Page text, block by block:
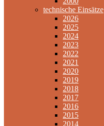
technische Einsätze
2026
2025
2024
2023
2022
2021
2020
2019
2018
2017
2016
2015
2014